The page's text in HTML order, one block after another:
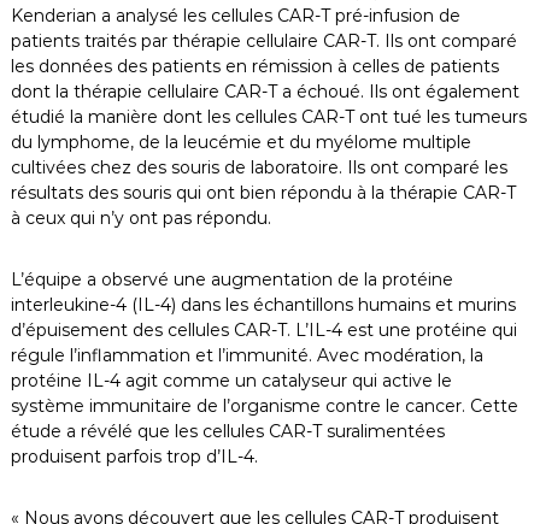
Kenderian a analysé les cellules CAR-T pré-infusion de
patients traités par thérapie cellulaire CAR-T. Ils ont comparé
les données des patients en rémission à celles de patients
dont la thérapie cellulaire CAR-T a échoué. Ils ont également
étudié la manière dont les cellules CAR-T ont tué les tumeurs
du lymphome, de la leucémie et du myélome multiple
cultivées chez des souris de laboratoire. Ils ont comparé les
résultats des souris qui ont bien répondu à la thérapie CAR-T
à ceux qui n’y ont pas répondu.
L’équipe a observé une augmentation de la protéine
interleukine-4 (IL-4) dans les échantillons humains et murins
d’épuisement des cellules CAR-T. L’IL-4 est une protéine qui
régule l’inflammation et l’immunité. Avec modération, la
protéine IL-4 agit comme un catalyseur qui active le
système immunitaire de l’organisme contre le cancer. Cette
étude a révélé que les cellules CAR-T suralimentées
produisent parfois trop d’IL-4.
« Nous avons découvert que les cellules CAR-T produisent